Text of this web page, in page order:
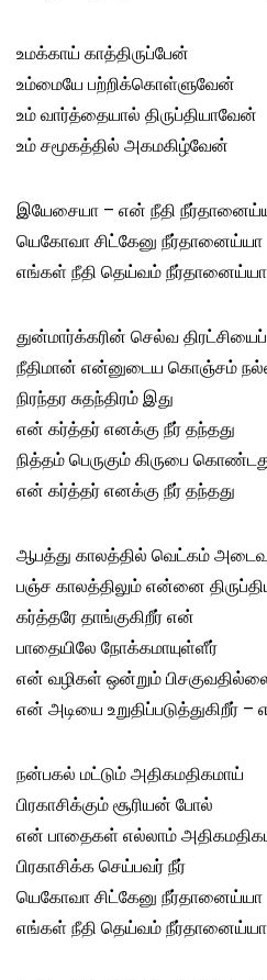
உமக்காய் காத்திருப்பேன்
உம்மையே பற்றிக்கொள்ளுவேன்
உம் வார்த்தையால் திருப்தியாவேன்
உம் சமூகத்தில் அகமகிழ்வேன்
இயேசையா – என் நீதி
யெகோவா சிட்கேனு நீர்தானைய்யா
எங்கள் நீதி தெய்வம் நீர்தானைய்யா
துன்மார்க்கரின் செல்வ திரட்சியைப்
நீதிமான் என்னுடைய கொஞ்சம்
நிரந்தர சுதந்திரம் இது
என் கர்த்தர் எனக்கு நீர் தந்தது
நித்தம் பெருகும் கிருபை
என் கர்த்தர் எனக்கு நீர் தந்தது
ஆபத்து காலத்தில் வெட்கம்
பஞ்ச காலத்திலும் என்னை
கர்த்தரே தாங்குகிறீர் என்
பாதையிலே நோக்கமாயுள்ளீர்
என் வழிகள் ஒன்றும்
என் அடியை உறுதிப்படுத்துகிறீர்
நன்பகல் மட்டும் அதிகமதிகமாய்
பிரகாசிக்கும் சூரியன் போல்
என் பாதைகள் எல்லாம்
பிரகாசிக்க செய்பவர் நீர்
யெகோவா சிட்கேனு நீர்தானைய்யா
எங்கள் நீதி தெய்வம் நீர்தானைய்யா